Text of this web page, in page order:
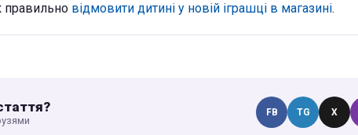
правильно відмовити дитині у новій іграшці в магазині.
FB TG X